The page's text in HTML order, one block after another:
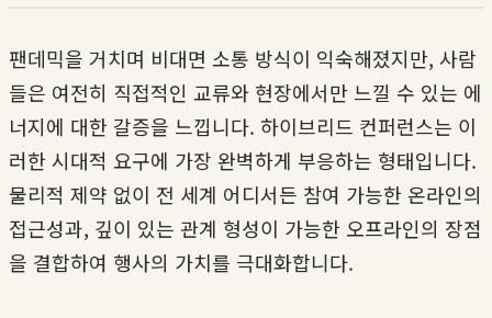
팬데믹을 거치며 비대면 소통 방식이 익숙해졌지만, 사람
들은 여전히 직접적인 교류와 현장에서만 느낄 수 있는 에
너지에 대한 갈증을 느낍니다. 하이브리드 컨퍼런스는 이
러한 시대적 요구에 가장 완벽하게 부응하는 형태입니다.
물리적 제약 없이 전 세계 어디서든 참여 가능한 온라인의
접근성과, 깊이 있는 관계 형성이 가능한 오프라인의 장점
을 결합하여 행사의 가치를 극대화합니다.